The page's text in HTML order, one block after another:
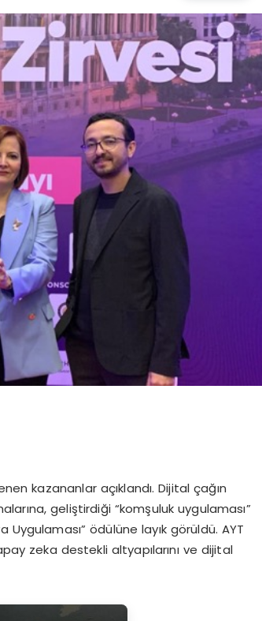
kazananlar açıklandı. Dijital çağın
geliştirdiği “komşuluk uygulaması”
Uygulaması” ödülüne layık görüldü. AYT
zeka destekli altyapılarını ve dijital